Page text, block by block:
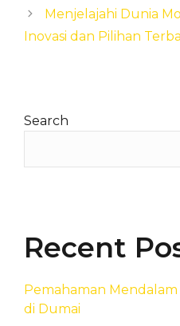
Menjelajahi Dunia
Inovasi dan Pilihan
Search
Recent
Pemahaman
di Dumai